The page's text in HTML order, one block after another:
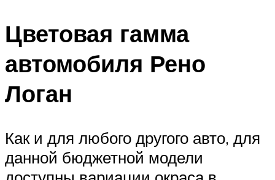
Цветовая гамма
автомобиля Рено
Логан
Как и для любого другого авто, для
данной бюджетной модели